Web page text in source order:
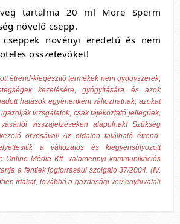
tartalma 20 ml More Sperm
növelő csepp.
növényi eredetű és nem
összetevőket!
étrend-kiegészítő termékek nem gyógyszerek,
kezelésére, gyógyítására és azok
hatások egyénenként változhatnak, azokat
vizsgálatok, csak tájékoztató jellegűek,
visszajelzéseken alapulnak! Szükség
orvosával! Az oldalon található étrend-
a változatos és kiegyensúlyozott
Online Média Kft. valamennyi kommunikációs
a fentiek jogforrásául szolgáló 37/2004. (IV.
írtakat, továbbá a gazdasági versenyhivatali